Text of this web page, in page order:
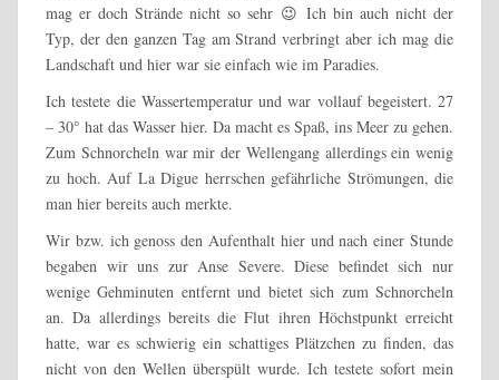
mag er doch Strände nicht so sehr 😉 Ich bin auch nicht der
Typ, der den ganzen Tag am Strand verbringt aber ich mag die
Landschaft und hier war sie einfach wie im Paradies.
Ich testete die Wassertemperatur und war vollauf begeistert. 27
– 30° hat das Wasser hier. Da macht es Spaß, ins Meer zu gehen.
Zum Schnorcheln war mir der Wellengang allerdings ein wenig
zu hoch. Auf La Digue herrschen gefährliche Strömungen, die
man hier bereits auch merkte.
Wir bzw. ich genoss den Aufenthalt hier und nach einer Stunde
begaben wir uns zur Anse Severe. Diese befindet sich nur
wenige Gehminuten entfernt und bietet sich zum Schnorcheln
an. Da allerdings bereits die Flut ihren Höchstpunkt erreicht
hatte, war es schwierig ein schattiges Plätzchen zu finden, das
nicht von den Wellen überspült wurde. Ich testete sofort mein